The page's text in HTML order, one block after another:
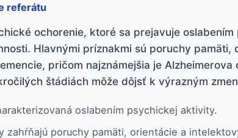
referátu
ochorenie, ktoré sa prejavuje
Hlavnými príznakmi sú poruchy
pričom najznámejšia je
štádiách môže dôjsť k výrazným
oslabením psychickej aktivity.
zahŕňajú poruchy pamäti, orientácie a